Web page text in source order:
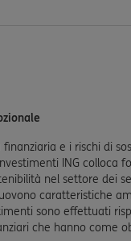
e i rischi di
ING colloca
nel settore dei
caratteristiche
sono effettuati
che hanno come